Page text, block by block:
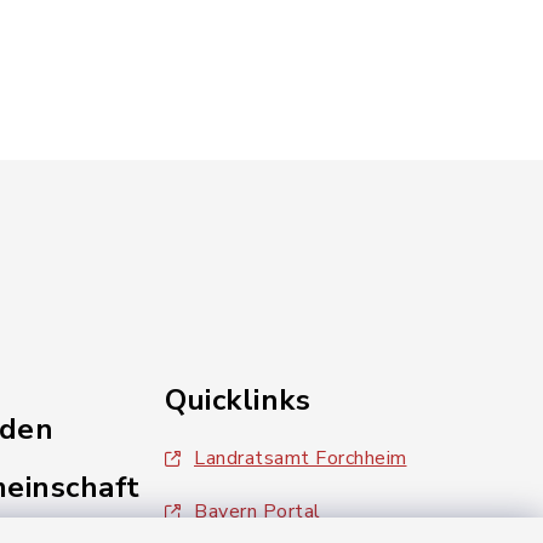
Quicklinks
Landratsamt Forchheim
Bayern Portal